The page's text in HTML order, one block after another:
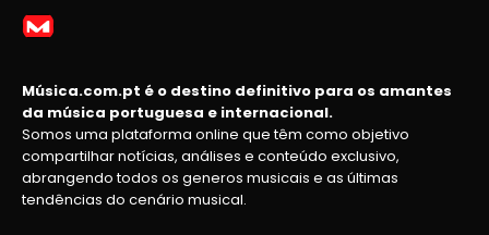
Música.com.pt é o destino definitivo para os amantes
da música portuguesa e internacional.
Somos uma plataforma online que têm como objetivo
compartilhar notícias, análises e conteúdo exclusivo,
abrangendo todos os generos musicais e as últimas
tendências do cenário musical.